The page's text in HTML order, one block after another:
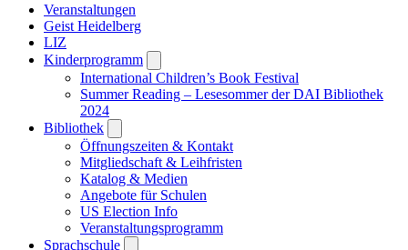
Veranstaltungen
Geist Heidelberg
LIZ
Kinderprogramm
submenu
International Children’s Book Festival
Summer Reading – Lesesommer der DAI Bibliothek
2024
Bibliothek
submenu
Öffnungszeiten & Kontakt
Mitgliedschaft & Leihfristen
Katalog & Medien
Angebote für Schulen
US Election Info
Veranstaltungsprogramm
Sprachschule